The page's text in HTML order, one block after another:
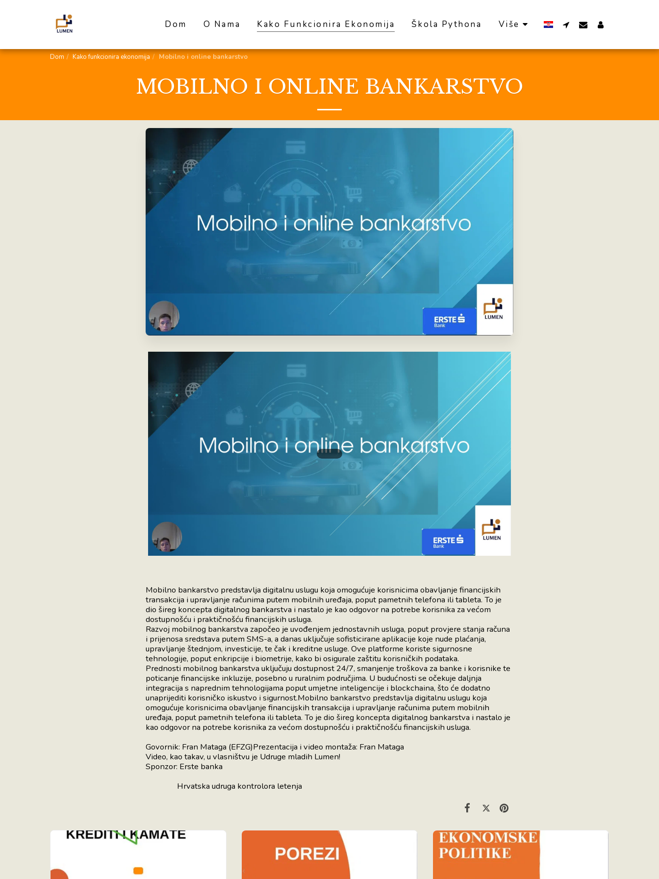
Dom O Nama Kako Funkcionira Ekonomija Škola Pythona Više
Dom Kako funkcionira ekonomija Mobilno i online bankarstvo
MOBILNO I ONLINE BANKARSTVO
Mobilno bankarstvo predstavlja digitalnu uslugu koja omogućuje korisnicima obavljanje financijskih
transakcija i upravljanje računima putem mobilnih uređaja, poput pametnih telefona ili tableta. To je
dio šireg koncepta digitalnog bankarstva i nastalo je kao odgovor na potrebe korisnika za većom
dostupnošću i praktičnošću financijskih usluga.
Razvoj mobilnog bankarstva započeo je uvođenjem jednostavnih usluga, poput provjere stanja računa
i prijenosa sredstava putem SMS-a, a danas uključuje sofisticirane aplikacije koje nude plaćanja,
upravljanje štednjom, investicije, te čak i kreditne usluge. Ove platforme koriste sigurnosne
tehnologije, poput enkripcije i biometrije, kako bi osigurale zaštitu korisničkih podataka.
Prednosti mobilnog bankarstva uključuju dostupnost 24/7, smanjenje troškova za banke i korisnike te
poticanje financijske inkluzije, posebno u ruralnim područjima. U budućnosti se očekuje daljnja
integracija s naprednim tehnologijama poput umjetne inteligencije i blockchaina, što će dodatno
unaprijediti korisničko iskustvo i sigurnost.Mobilno bankarstvo predstavlja digitalnu uslugu koja
omogućuje korisnicima obavljanje financijskih transakcija i upravljanje računima putem mobilnih
uređaja, poput pametnih telefona ili tableta. To je dio šireg koncepta digitalnog bankarstva i nastalo je
kao odgovor na potrebe korisnika za većom dostupnošću i praktičnošću financijskih usluga.
Govornik: Fran Mataga (EFZG)Prezentacija i video montaža: Fran Mataga
Video, kao takav, u vlasništvu je Udruge mladih Lumen!
Sponzor: Erste banka
Hrvatska udruga kontrolora letenja